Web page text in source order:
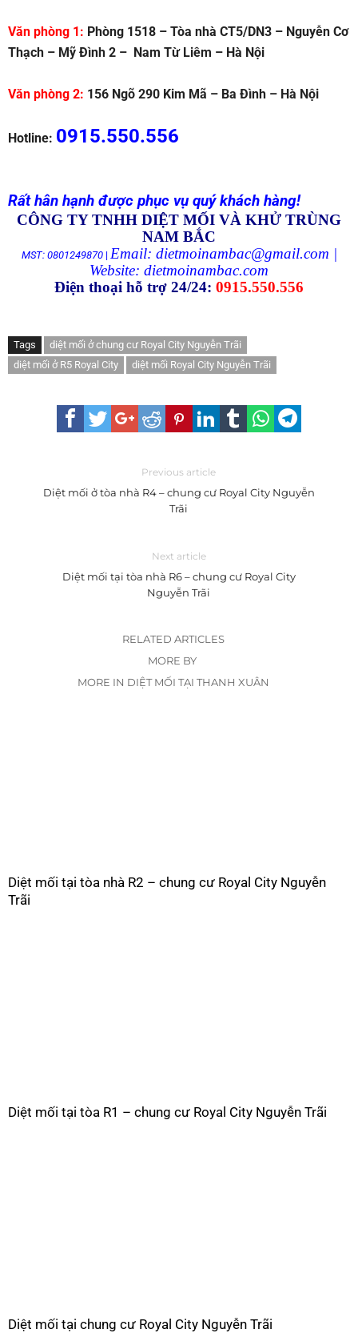
Văn phòng 1: Phòng 1518 – Tòa nhà CT5/DN3 – Nguyễn Cơ
Thạch – Mỹ Đình 2 – Nam Từ Liêm – Hà Nội
Văn phòng 2: 156 Ngõ 290 Kim Mã – Ba Đình – Hà Nội
Hotline: 0915.550.556
Rất hân hạnh được phục vụ quý khách hàng!
CÔNG TY TNHH DIỆT MỐI VÀ KHỬ TRÙNG
NAM BẮC
MST: 0801249870| Email: dietmoinambac@gmail.com |
Website: dietmoinambac.com
Điện thoại hỗ trợ 24/24: 0915.550.556
Tags
diệt mối ở chung cư Royal City Nguyễn Trãi
diệt mối ở R5 Royal City
diệt mối Royal City Nguyễn Trãi
Previous article
Diệt mối ở tòa nhà R4 – chung cư Royal City Nguyễn
Trãi
Next article
Diệt mối tại tòa nhà R6 – chung cư Royal City
Nguyễn Trãi
RELATED ARTICLES
MORE BY
MORE IN DIỆT MỐI TẠI THANH XUÂN
Diệt mối tại tòa nhà R2 – chung cư Royal City Nguyễn
Trãi
Diệt mối tại tòa R1 – chung cư Royal City Nguyễn Trãi
Diệt mối tại chung cư Royal City Nguyễn Trãi